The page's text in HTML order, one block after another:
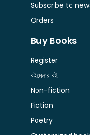
Subscribe to
Orders
Buy Books
Register
বইমেলার বই
Non-fiction
Fiction
Poetry